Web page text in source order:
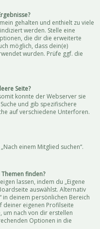
gehalten und enthielt zu viele
werden. Stelle eine
die dir die erweiterte
möglich, dass dein(e)
wurden. Prüfe ggf. die
Seite?
konnte der Webserver sie
und gib spezifischere
auf verschiedene Unterforen.
einem Mitglied suchen“.
finden?
lassen, indem du „Eigene
auswählst. Alternativ
in deinem persönlichen Bereich
deiner eigenen Profilseite
um nach von dir erstellen
Optionen in die